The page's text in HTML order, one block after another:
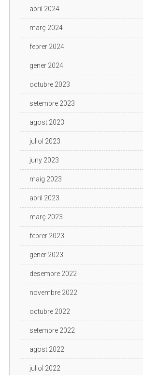
abril 2024
març 2024
febrer 2024
gener 2024
octubre 2023
setembre 2023
agost 2023
juliol 2023
juny 2023
maig 2023
abril 2023
març 2023
febrer 2023
gener 2023
desembre 2022
novembre 2022
octubre 2022
setembre 2022
agost 2022
juliol 2022